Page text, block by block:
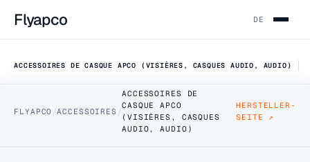
Flyapco DE
ACCESSOIRES DE CASQUE APCO (VISIÈRES, CASQUES AUDIO, AUDIO)
DATA SHEET · APCO-HELMET-ACCESSORIES
Accessoires de
FLYAPCO /ACCESSOIRES /
ACCESSOIRES DE
CASQUE APCO
(VISIÈRES, CASQUES
AUDIO, AUDIO)
HERSTELLER-
SEITE ↗